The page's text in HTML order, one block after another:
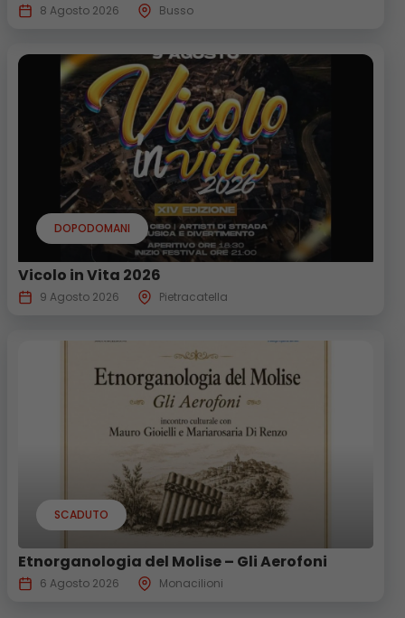
8 Agosto 2026 Busso
DOPODOMANI
Vicolo in Vita 2026
9 Agosto 2026 Pietracatella
SCADUTO
Etnorganologia del Molise – Gli Aerofoni
6 Agosto 2026 Monacilioni